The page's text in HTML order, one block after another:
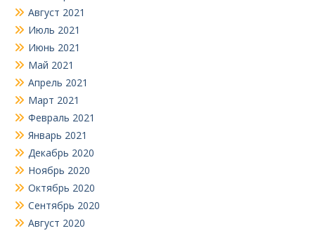
Август 2021
Июль 2021
Июнь 2021
Май 2021
Апрель 2021
Март 2021
Февраль 2021
Январь 2021
Декабрь 2020
Ноябрь 2020
Октябрь 2020
Сентябрь 2020
Август 2020